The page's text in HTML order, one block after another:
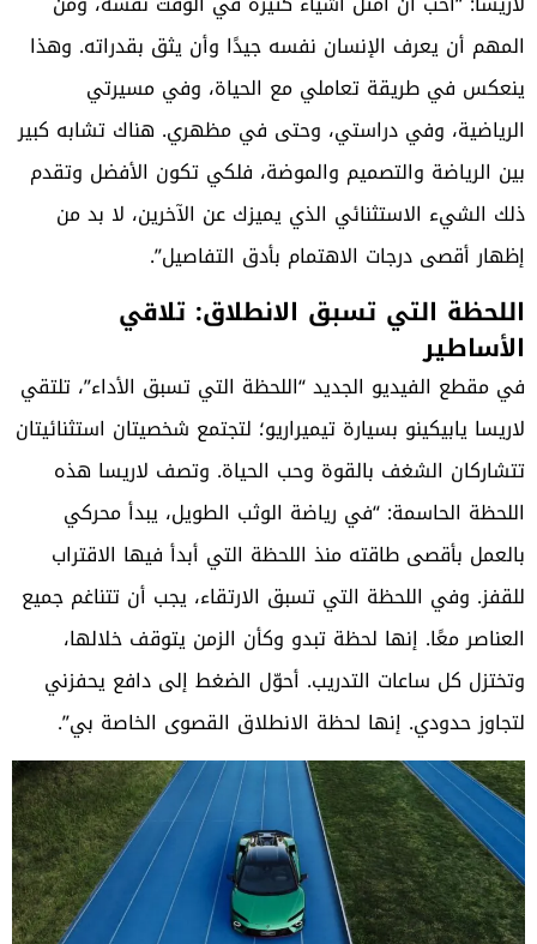
المهم أن يعرف الإنسان نفسه جيدًا وأن يثق بقدراته. وهذا
ينعكس في طريقة تعاملي مع الحياة، وفي مسيرتي
الرياضية، وفي دراستي، وحتى في مظهري. هناك تشابه كبير
بين الرياضة والتصميم والموضة، فلكي تكون الأفضل وتقدم
ذلك الشيء الاستثنائي الذي يميزك عن الآخرين، لا بد من
إظهار أقصى درجات الاهتمام بأدق التفاصيل”.
اللحظة التي تسبق الانطلاق: تلاقي
الأساطير
في مقطع الفيديو الجديد “اللحظة التي تسبق الأداء”، تلتقي
لاريسا يابيكينو بسيارة تيميراريو؛ لتجتمع شخصيتان استثنائيتان
تتشاركان الشغف بالقوة وحب الحياة. وتصف لاريسا هذه
اللحظة الحاسمة: “في رياضة الوثب الطويل، يبدأ محركي
بالعمل بأقصى طاقته منذ اللحظة التي أبدأ فيها الاقتراب
للقفز. وفي اللحظة التي تسبق الارتقاء، يجب أن تتناغم جميع
العناصر معًا. إنها لحظة تبدو وكأن الزمن يتوقف خلالها،
وتختزل كل ساعات التدريب. أحوّل الضغط إلى دافع يحفزني
لتجاوز حدودي. إنها لحظة الانطلاق القصوى الخاصة بي”.